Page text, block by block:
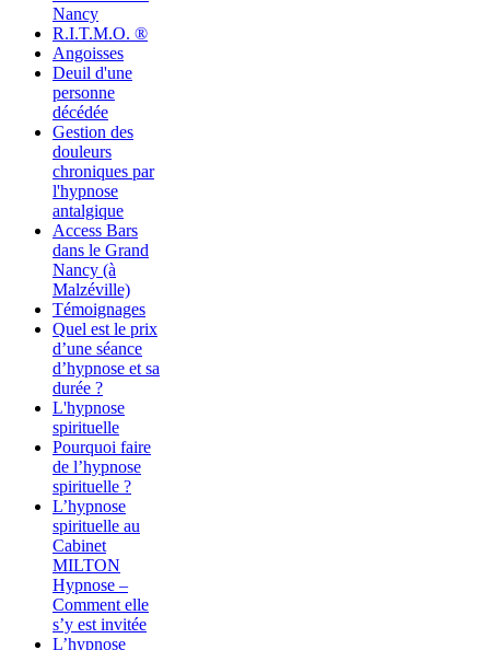
Nancy
R.I.T.M.O. ®
Angoisses
Deuil d'une
personne
décédée
Gestion des
douleurs
chroniques par
l'hypnose
antalgique
Access Bars
dans le Grand
Nancy (à
Malzéville)
Témoignages
Quel est le prix
d’une séance
d’hypnose et sa
durée ?
L'hypnose
spirituelle
Pourquoi faire
de l’hypnose
spirituelle ?
L’hypnose
spirituelle au
Cabinet
MILTON
Hypnose –
Comment elle
s’y est invitée
L’hypnose